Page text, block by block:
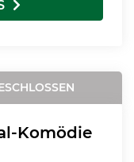
Komödie